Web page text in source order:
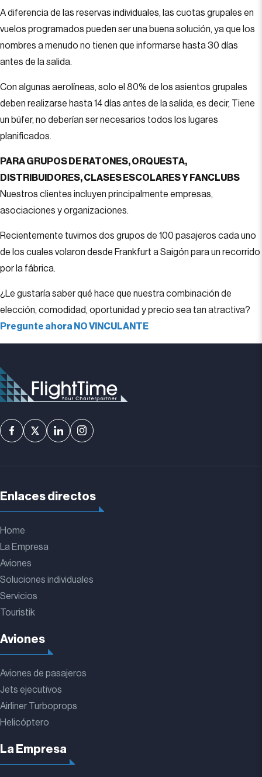
A diferencia de las reservas individuales, las cuotas grupales en
vuelos programados pueden ser una buena solución, ya que los
nombres a menudo no tienen que informarse hasta 30 días
antes de la salida.
Con algunas aerolíneas, solo el 80% de los asientos grupales
deben realizarse hasta 14 días antes de la salida, es decir, Tiene
un búfer, no deberían ser necesarios todos los lugares
planificados.
PARA GRUPOS DE RATONES, ORQUESTA,
DISTRIBUIDORES, CLASES ESCOLARES Y FANCLUBS
Nuestros clientes incluyen principalmente empresas,
asociaciones y organizaciones.
Recientemente tuvimos dos grupos de 100 pasajeros cada uno
de los cuales volaron desde Frankfurt a Saigón para un recorrido
por la fábrica.
¿Le gustaría saber qué hace que nuestra combinación de
elección, comodidad, oportunidad y precio sea tan atractiva?
Pregunte ahora NO VINCULANTE
Enlaces directos
Home
La Empresa
Aviones
Soluciones individuales
Servicios
Touristik
Aviones
Aviones de pasajeros
Jets ejecutivos
Airliner Turboprops
Helicóptero
La Empresa